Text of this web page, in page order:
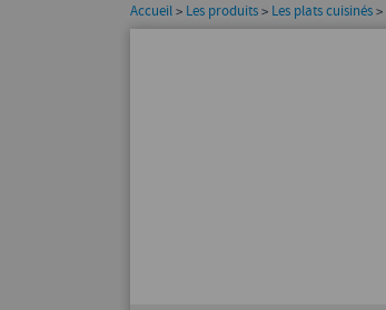
Accueil> Les produits> Les plats cuisinés>